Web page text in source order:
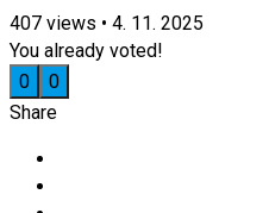
407 views • 4. 11. 2025
You already voted!
0
0
Share